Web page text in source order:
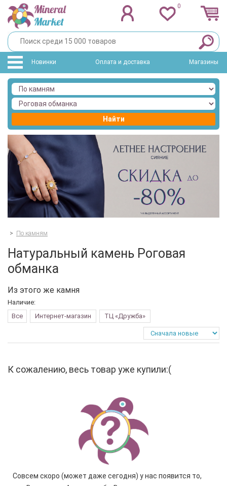
0
Новинки Оплата и доставка Магазины
Найти
> По камням
Натуральный камень Роговая
обманка
Из этого же камня
Наличие:
Все
Интернет-магазин ТЦ «Дружба»
К сожалению, весь товар уже купили:(
Совсем скоро (может даже сегодня) у нас появится то,